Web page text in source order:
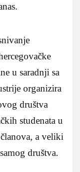
u saradnji sa
organizira
društva
studenata u
a veliki
društva.